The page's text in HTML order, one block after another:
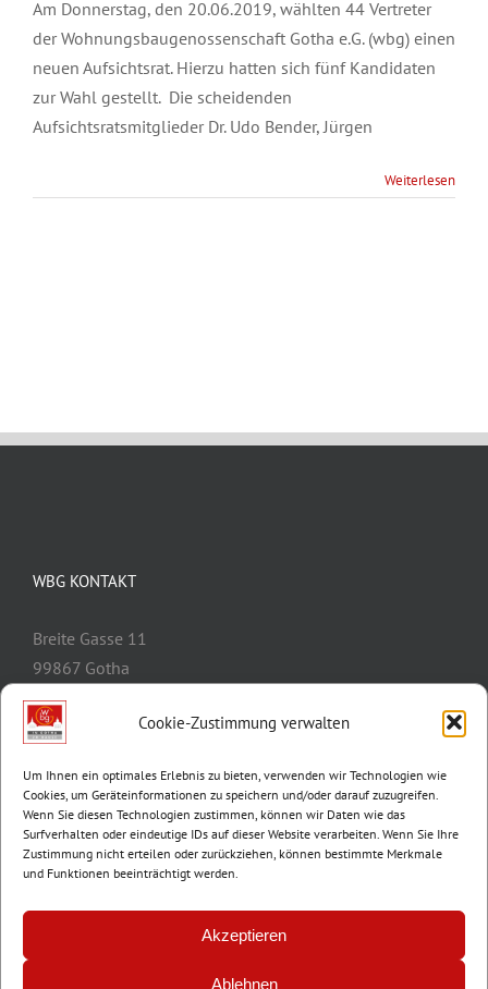
Cookie-Zustimmung verwalten
Um Ihnen ein optimales Erlebnis zu bieten, verwenden wir Technologien wie
Cookies, um Geräteinformationen zu speichern und/oder darauf zuzugreifen.
Wenn Sie diesen Technologien zustimmen, können wir Daten wie das
Surfverhalten oder eindeutige IDs auf dieser Website verarbeiten. Wenn Sie Ihre
Zustimmung nicht erteilen oder zurückziehen, können bestimmte Merkmale
und Funktionen beeinträchtigt werden.
Akzeptieren
Ablehnen
Am Donnerstag, den 20.06.2019, wählten 44 Vertreter
der Wohnungsbaugenossenschaft Gotha e.G. (wbg) einen
neuen Aufsichtsrat. Hierzu hatten sich fünf Kandidaten
zur Wahl gestellt. Die scheidenden
Aufsichtsratsmitglieder Dr. Udo Bender, Jürgen
Weiterlesen
WBG KONTAKT
Breite Gasse 11
99867 Gotha
Telefon:
E-Mail:
info@wbg-gotha.de